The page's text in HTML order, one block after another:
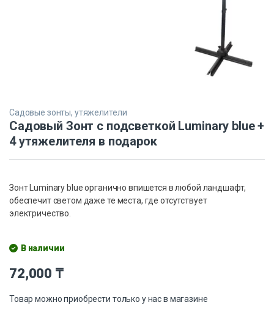
Садовые зонты, утяжелители
Садовый Зонт с подсветкой Luminary blue +
4 утяжелителя в подарок
Зонт Luminary blue органично впишется в любой ландшафт,
обеспечит светом даже те места, где отсутствует
электричество.
В наличии
72,000 ₸
Товар можно приобрести только у нас в магазине